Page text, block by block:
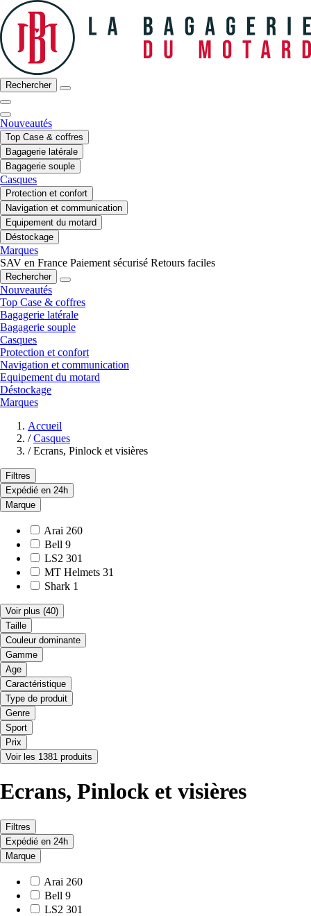
Rechercher
Nouveautés
Top Case & coffres
Bagagerie latérale
Bagagerie souple
Casques
Protection et confort
Navigation et communication
Equipement du motard
Déstockage
Marques
SAV en France Paiement sécurisé Retours faciles
Rechercher
Nouveautés
Top Case & coffres
Bagagerie latérale
Bagagerie souple
Casques
Protection et confort
Navigation et communication
Equipement du motard
Déstockage
Marques
Accueil
/ Casques
/ Ecrans, Pinlock et visières
Filtres
Expédié en 24h
Marque
Arai 260
Bell 9
LS2 301
MT Helmets 31
Shark 1
Voir plus (40)
Taille
Couleur dominante
Gamme
Age
Caractéristique
Type de produit
Genre
Sport
Prix
Voir les 1381 produits
Ecrans, Pinlock et visières
Filtres
Expédié en 24h
Marque
Arai 260
Bell 9
LS2 301